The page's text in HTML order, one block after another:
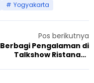
Yogyakarta
Pos berikutnya
Berbagi Pengalaman di
Talkshow Ristanata